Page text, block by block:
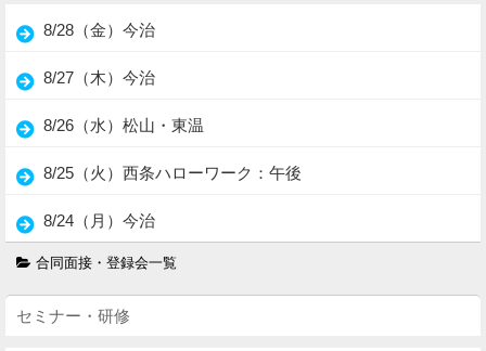
8/28（金）今治
8/27（木）今治
8/26（水）松山・東温
8/25（火）西条ハローワーク：午後
8/24（月）今治
合同面接・登録会一覧
セミナー・研修